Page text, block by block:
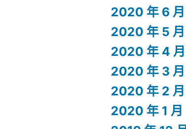
2020 年 6 月
2020 年 5 月
2020 年 4 月
2020 年 3 月
2020 年 2 月
2020 年 1 月